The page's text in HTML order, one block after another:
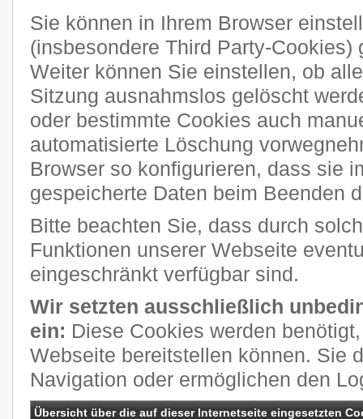
Sie können in Ihrem Browser
(insbesondere Third Party-Cookies)
Weiter können Sie einstellen, ob
Sitzung ausnahmslos gelöscht
oder bestimmte Cookies auch
automatisierte Löschung
Browser so konfigurieren, dass sie
gespeicherte Daten beim Beenden
Bitte beachten Sie, dass durch
Funktionen unserer Webseite
eingeschränkt verfügbar sind.
Wir setzten ausschließlich
ein: Diese Cookies werden
Webseite bereitstellen können. Sie
Navigation oder ermöglichen den
Übersicht über die auf dieser Internetseite eingesetzten